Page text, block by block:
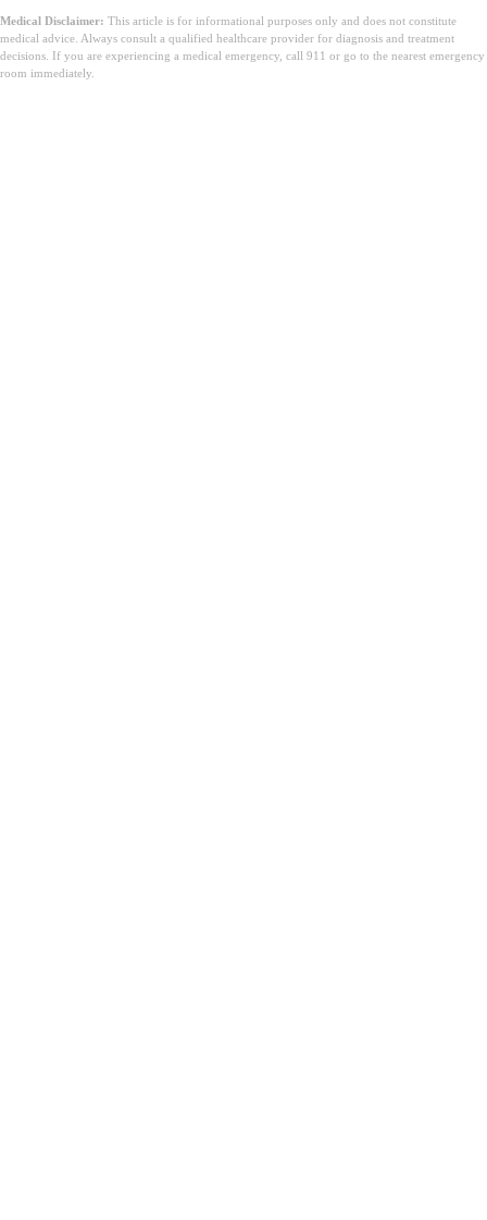
Medical Disclaimer: This article is for informational purposes only and does not constitute
medical advice. Always consult a qualified healthcare provider for diagnosis and treatment
decisions. If you are experiencing a medical emergency, call 911 or go to the nearest emergency
room immediately.